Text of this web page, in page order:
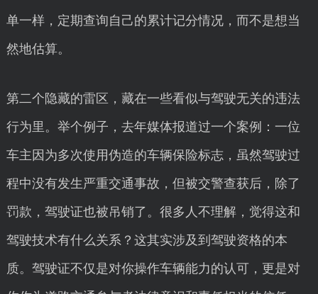
单一样，定期查询自己的累计记分情况，而不是想当
然地估算。
第二个隐藏的雷区，藏在一些看似与驾驶无关的违法
行为里。举个例子，去年媒体报道过一个案例：一位
车主因为多次使用伪造的车辆保险标志，虽然驾驶过
程中没有发生严重交通事故，但被交警查获后，除了
罚款，驾驶证也被吊销了。很多人不理解，觉得这和
驾驶技术有什么关系？这其实涉及到驾驶资格的本
质。驾驶证不仅是对你操作车辆能力的认可，更是对